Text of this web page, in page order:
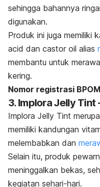
sehingga bahannya
digunakan.
Produk ini juga memiliki
acid dan castor oil alias
membantu untuk
kering.
Nomor registrasi
3. Implora Jelly Tint
Implora Jelly Tint
memiliki kandungan
melembabkan dan
Selain itu, produk
meninggalkan bekas,
kegiatan sehari-hari.